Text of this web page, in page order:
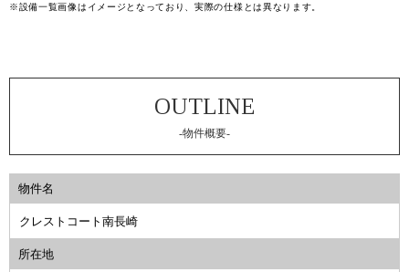
※設備一覧画像はイメージとなっており、実際の仕様とは異なります。
-物件概要-
物件名
クレストコート南長崎
所在地